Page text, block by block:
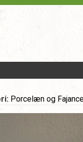
Porcelæn og